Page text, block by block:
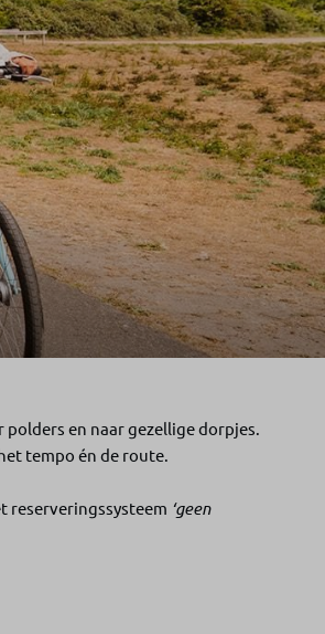
en naar gezellige dorpjes.
tempo én de route.
reserveringssysteem ‘geen